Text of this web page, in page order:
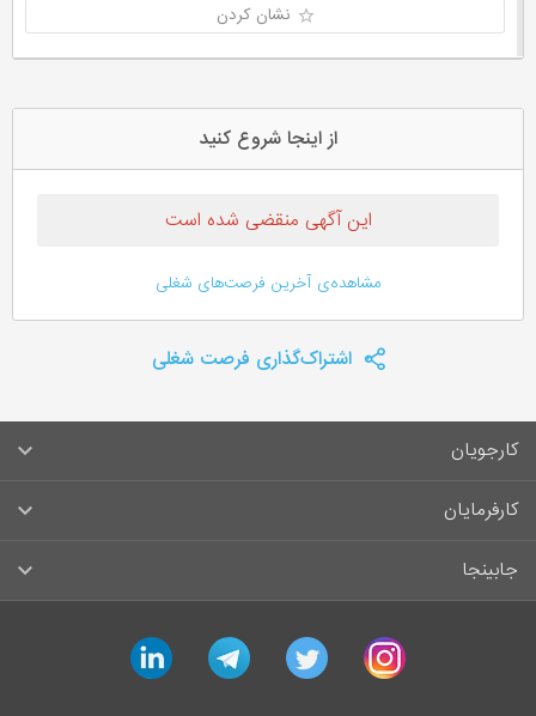
نشان کردن
از اینجا شروع کنید
این آگهی منقضی شده است
مشاهده‌ی آخرین فرصت‌های شغلی
اشتراک‌گذاری فرصت شغلی
کارجویان
سوالات متداول کارجویان
لیست مشاغل
آگهی‌های استخدام
کارفرمایان
راهنمای ثبت آگهی استخدام
قوانین و مقررات کارفرمایان
جابینجا
جابینجا در رسانه‌ها
instagram
twitter
telegram
linkedin